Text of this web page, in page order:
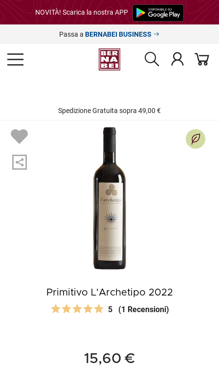
NOVITÀ! Scarica la nostra APP
Passa a BERNABEI BUSINESS
Spedizione Gratuita sopra 49,00 €
Primitivo L'Archetipo 2022
5 (1 Recensioni)
15,60 €